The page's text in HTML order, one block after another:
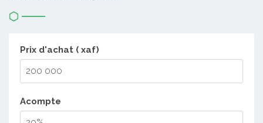
Prix d'achat ( xaf)
Acompte